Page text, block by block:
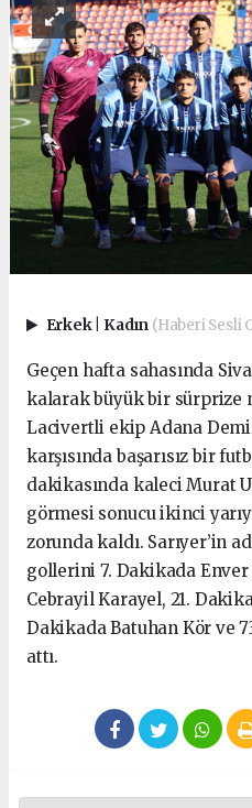
Erkek Kadın (Haberi Sesli
Geçen hafta sahasında
kalarak büyük bir sürprize
Lacivertli ekip Adana
karşısında başarısız bir
dakikasında kaleci Murat
görmesi sonucu ikinci
zorunda kaldı. Sarıyer’in
gollerini 7. Dakikada Enver
Cebrayil Karayel, 21.
Dakikada Batuhan Kör ve
attı.